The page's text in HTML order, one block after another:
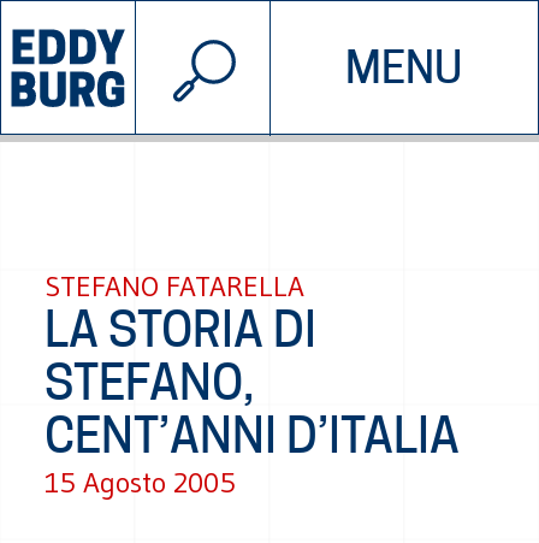
MENU
INIZIATIVE CHI SIAMO
© 2026 EDDYBURG
STEFANO FATARELLA
LA STORIA DI
STEFANO,
CENT’ANNI D’ITALIA
15 Agosto 2005